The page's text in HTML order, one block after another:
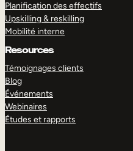
Planification des effectifs
Upskilling & reskilling
Mobilité interne
Resources
Témoignages clients
Blog
Événements
Webinaires
Études et rapports